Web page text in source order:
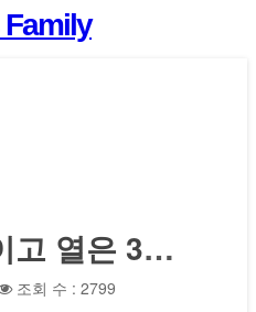
왼쪽 눈은 눈병이고 열은 39.5도
조회 수 : 2799